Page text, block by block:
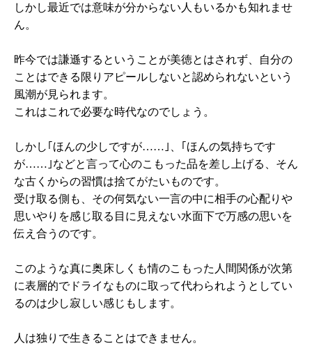
しかし最近では意味が分からない人もいるかも知れませ
ん。
昨今では謙遜するということが美徳とはされず、自分の
ことはできる限りアピールしないと認められないという
風潮が見られます。
これはこれで必要な時代なのでしょう。
しかし｢ほんの少しですが……｣、｢ほんの気持ちです
が……｣などと言って心のこもった品を差し上げる、そん
な古くからの習慣は捨てがたいものです。
受け取る側も、その何気ない一言の中に相手の心配りや
思いやりを感じ取る目に見えない水面下で万感の思いを
伝え合うのです。
このような真に奥床しくも情のこもった人間関係が次第
に表層的でドライなものに取って代わられようとしてい
るのは少し寂しい感じもします。
人は独りで生きることはできません。